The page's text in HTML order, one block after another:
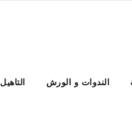
الندوات و الورش